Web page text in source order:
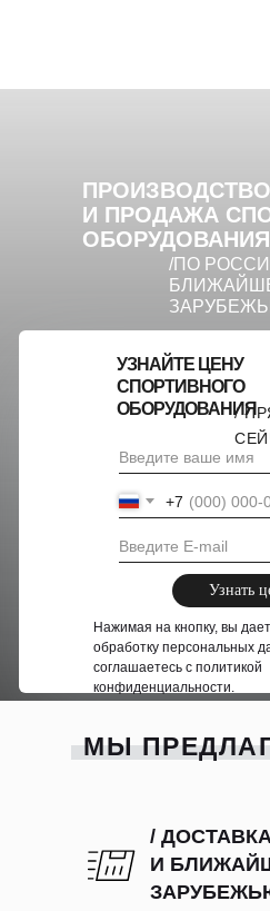
УЗНАЙТЕ ЦЕНУ
СПОРТИВНОГО
ОБОРУДОВАНИЯ
/
Нажимая на кнопку, вы
обработку персональных
соглашаетесь c политикой
конфиденциальности.
+7
Узнать
ПРОИЗВОДСТВО
И ПРОДАЖА
ОБОРУДОВАНИЯ
/ПО
МЫ
/
И